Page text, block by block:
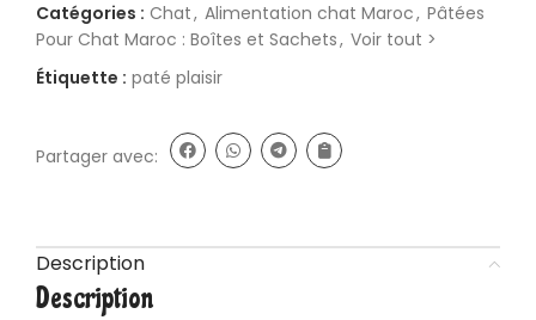
Catégories : Chat, Alimentation chat Maroc, Pâtées
Pour Chat Maroc : Boîtes et Sachets, Voir tout >
Étiquette : paté plaisir
Partager avec:
Description
Description